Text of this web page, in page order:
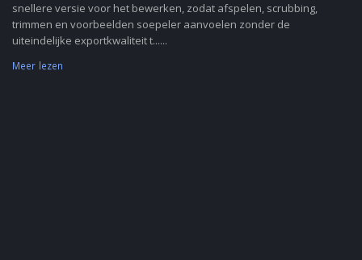
snellere versie voor het bewerken, zodat afspelen, scrubbing,
trimmen en voorbeelden soepeler aanvoelen zonder de
uiteindelijke exportkwaliteit t......
Meer lezen